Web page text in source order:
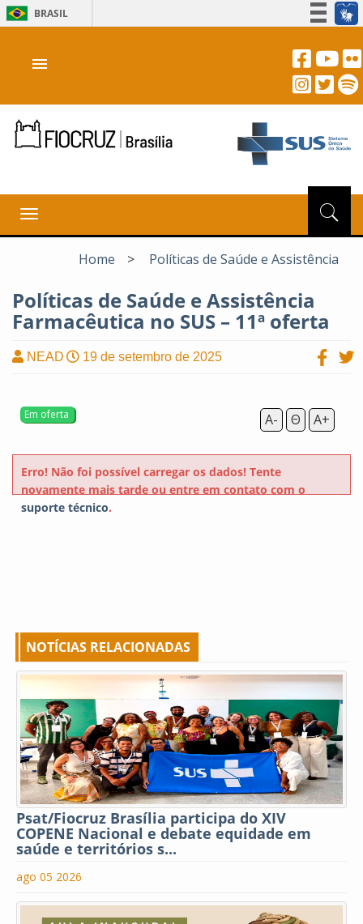
BRASIL
Acesso à informação
Canais
menu
Toggle
navigation
Home
> Políticas de Saúde e Assistência
Políticas de Saúde e Assistência
Farmacêutica no SUS – 11ª oferta
NEAD 19 de setembro de 2025
A- Θ A+
Erro! Não foi possível carregar os dados! Tente
novamente mais tarde ou entre em contato com o
suporte técnico.
NOTÍCIAS RELACIONADAS
Psat/Fiocruz Brasília participa do XIV
COPENE Nacional e debate equidade em
saúde e territórios s...
ago 05 2026